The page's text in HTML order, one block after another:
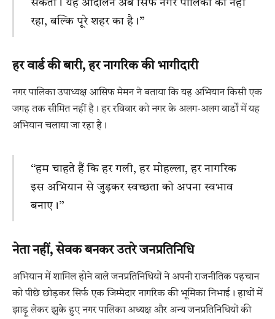
सकता। यह आंदोलन अब सिर्फ नगर पालिका का नहीं
रहा, बल्कि पूरे शहर का है।”
हर वार्ड की बारी, हर नागरिक की भागीदारी
नगर पालिका उपाध्यक्ष आसिफ मेमन ने बताया कि यह अभियान किसी एक
जगह तक सीमित नहीं है। हर रविवार को नगर के अलग-अलग वार्डों में यह
अभियान चलाया जा रहा है।
“हम चाहते हैं कि हर गली, हर मोहल्ला, हर नागरिक
इस अभियान से जुड़कर स्वच्छता को अपना स्वभाव
बनाए।”
नेता नहीं, सेवक बनकर उतरे जनप्रतिनिधि
अभियान में शामिल होने वाले जनप्रतिनिधियों ने अपनी राजनीतिक पहचान
को पीछे छोड़कर सिर्फ एक जिम्मेदार नागरिक की भूमिका निभाई। हाथों में
झाड़ू लेकर झुके हुए नगर पालिका अध्यक्ष और अन्य जनप्रतिनिधियों की